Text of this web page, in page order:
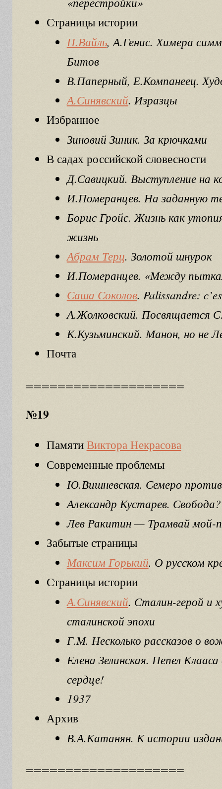
Страницы истории
П.Вайль, А.Генис. Химера
Битов
В.Паперный, Е.Компанеец.
А.Синявский. Изразцы
Избранное
Зиновий Зиник. За крючками
В садах российской словесности
Д.Савицкий. Выступление на
И.Померанцев. На заданную
Борис Гройс. Жизнь как
жизнь
Абрам Терц. Золотой шнурок
И.Померанцев. «Между
Саша Соколов. Palissandre:
А.Жолковский. Посвящается
К.Кузьминский. Манон, но не
Почта
====================
№19
ПамятиВиктора Некрасова
Современные проблемы
Ю.Вишневская. Семеро
Александр Кустарев.
Лев Ракитин — Трамвай мой-
Забытые страницы
Максим Горький. О русском
Страницы истории
А.Синявский. Сталин-герой и
сталинской эпохи
Г.М. Несколько рассказов о
Елена Зелинская. Пепел
сердце!
1937
Архив
В.А.Катанян. К истории
====================